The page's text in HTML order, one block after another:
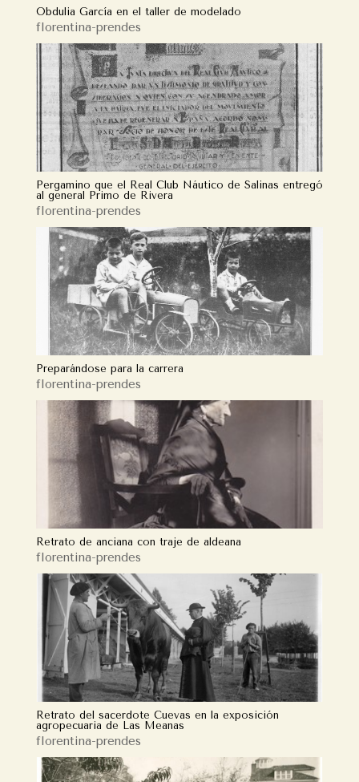
Obdulia García en el taller de modelado
florentina-prendes
Pergamino que el Real Club Náutico de Salinas entregó
al general Primo de Rivera
florentina-prendes
Preparándose para la carrera
florentina-prendes
Retrato de anciana con traje de aldeana
florentina-prendes
Retrato del sacerdote Cuevas en la exposición
agropecuaria de Las Meanas
florentina-prendes